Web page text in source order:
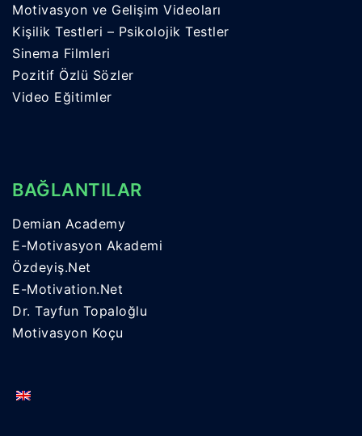
Motivasyon ve Gelişim Videoları
Kişilik Testleri – Psikolojik Testler
Sinema Filmleri
Pozitif Özlü Sözler
Video Eğitimler
BAĞLANTILAR
Demian Academy
E-Motivasyon Akademi
Özdeyiş.Net
E-Motivation.Net
Dr. Tayfun Topaloğlu
Motivasyon Koçu